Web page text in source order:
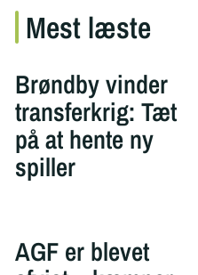
Mest læste
Brøndby vinder
transferkrig: Tæt
på at hente ny
spiller
AGF er blevet